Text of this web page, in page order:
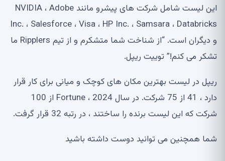
این لیست شامل شرکت های پیشرو مانند NVIDIA ، Adobe
Inc. ، Salesforce ، Visa ، HP Inc. ، Samsara ، Databricks
و دیگران است. “از شناخت شما متشکرم و از تیم Ripplers ما
تشکر می کنم!” توییت ریپل.
ریپل در لیست بهترین مکان های کوچک و میانی برای کار قرار
دارد ، 41 از 75 شرکت. در سال 2024 ، Fortune از 100
شرکت که این لیست برنده را ساختند ، در رتبه 32 قرار گرفت.
شما همچنین می توانید دوست داشته باشید